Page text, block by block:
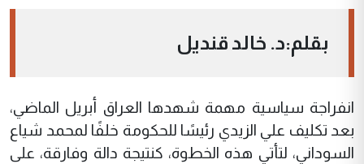
بقلم:د. خالد قنديل
انفراجة سياسية مهمة شهدها العراق أبريل الماضي،
بعد تكليف علي الزيدي رئيسًا للحكومة خلفًا لمحمد شياع
السوداني، لتأتي هذه الخطوة، كنتيجة دالة وفارقة، على